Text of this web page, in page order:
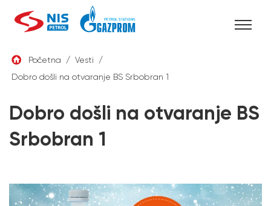
Skip
content
Početna / Vesti
/
Dobro došli na otvaranje BS Srbobran 1
Dobro došli na otvaranje BS
Srbobran 1